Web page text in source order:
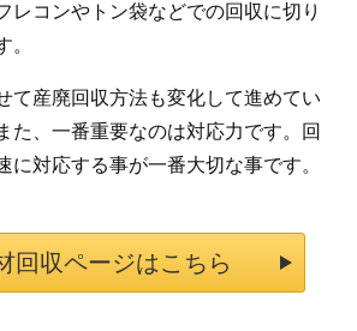
レコンやトン袋などでの回収に切り
。
て産廃回収方法も変化して進めてい
た、一番重要なのは対応力です。回
に対応する事が一番大切な事です。
回収ページはこちら